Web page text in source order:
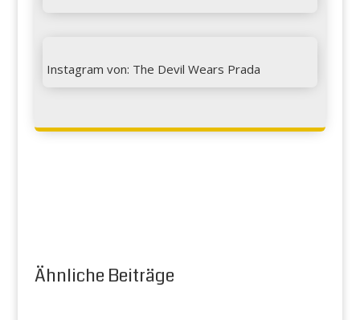
Instagram von: The Devil Wears Prada
Ähnliche Beiträge